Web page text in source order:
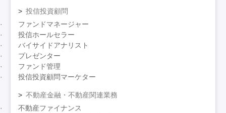
投信投資顧問
ファンドマネージャー
投信ホールセラー
バイサイドアナリスト
プレゼンター
ファンド管理
投信投資顧問マーケター
不動産金融・不動産関連業務
不動産ファイナンス